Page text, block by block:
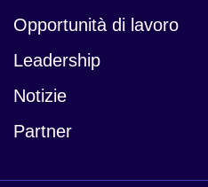
Opportunità di lavoro
Leadership
Notizie
Partner